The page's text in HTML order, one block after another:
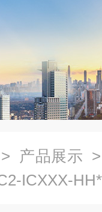
> 产品展示
ICXXX-